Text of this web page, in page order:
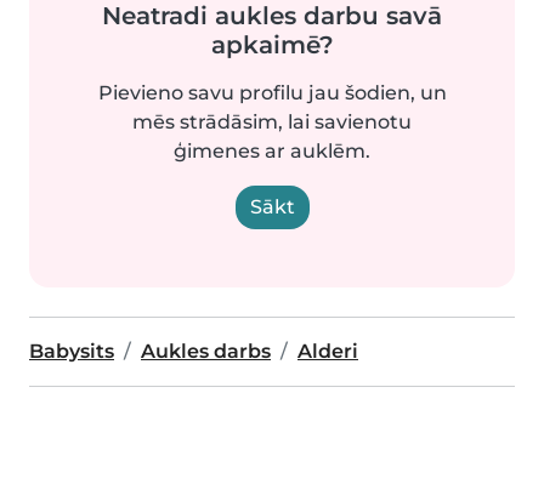
Neatradi aukles darbu savā
apkaimē?
Pievieno savu profilu jau šodien, un
mēs strādāsim, lai savienotu
ģimenes ar auklēm.
Sākt
Babysits Aukles darbs Alderi